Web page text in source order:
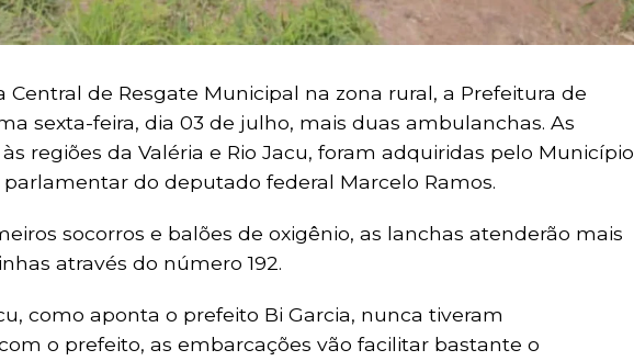
Central de Resgate Municipal na zona rural, a Prefeitura de
sexta-feira, dia 03 de julho, mais duas ambulanchas. As
regiões da Valéria e Rio Jacu, foram adquiridas pelo Município
do deputado federal Marcelo Ramos.
socorros e balões de oxigênio, as lanchas atenderão mais
através do número 192.
como aponta o prefeito Bi Garcia, nunca tiveram
o prefeito, as embarcações vão facilitar bastante o